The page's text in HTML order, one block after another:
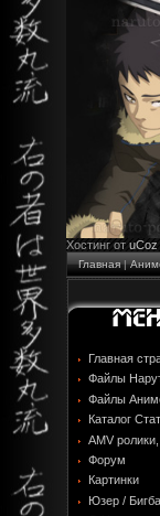
Хостинг от uCoz
Главная|
Главная
Файлы
Файлы
Каталог
AMV
Форум
Картинки
Юзер /